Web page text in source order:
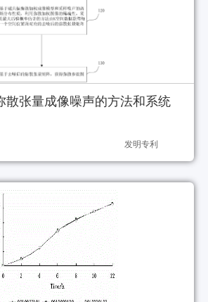
散张量成像噪声的方法和系统
发明专利